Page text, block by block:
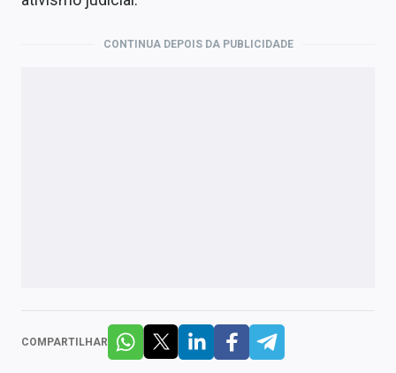
CONTINUA DEPOIS DA PUBLICIDADE
COMPARTILHAR